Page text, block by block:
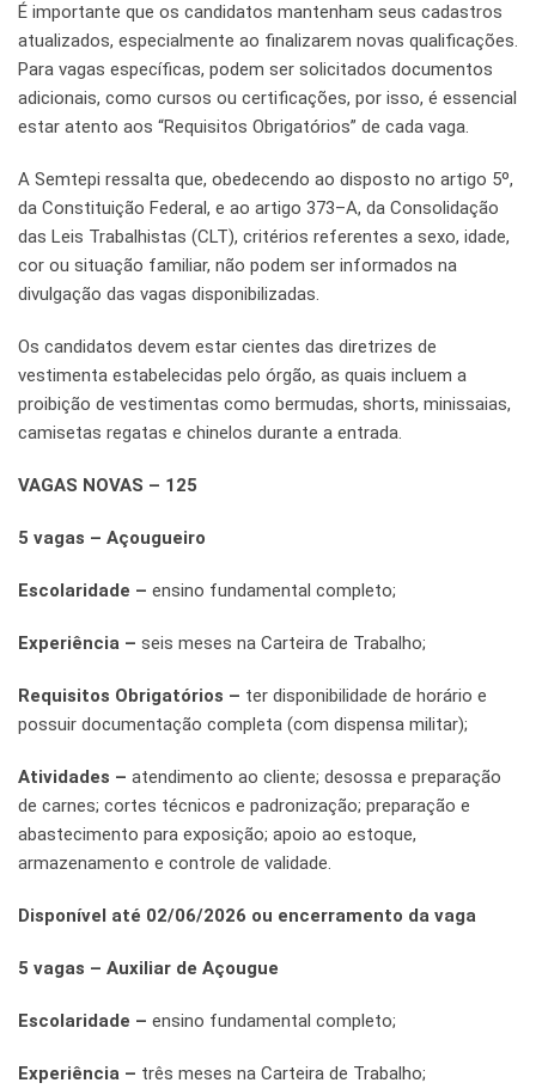
É importante que os candidatos mantenham seus cadastros
atualizados, especialmente ao finalizarem novas qualificações.
Para vagas específicas, podem ser solicitados documentos
adicionais, como cursos ou certificações, por isso, é essencial
estar atento aos “Requisitos Obrigatórios” de cada vaga.
A Semtepi ressalta que, obedecendo ao disposto no artigo 5º,
da Constituição Federal, e ao artigo 373–A, da Consolidação
das Leis Trabalhistas (CLT), critérios referentes a sexo, idade,
cor ou situação familiar, não podem ser informados na
divulgação das vagas disponibilizadas.
Os candidatos devem estar cientes das diretrizes de
vestimenta estabelecidas pelo órgão, as quais incluem a
proibição de vestimentas como bermudas, shorts, minissaias,
camisetas regatas e chinelos durante a entrada.
VAGAS NOVAS – 125
5 vagas – Açougueiro
Escolaridade – ensino fundamental completo;
Experiência – seis meses na Carteira de Trabalho;
Requisitos Obrigatórios – ter disponibilidade de horário e
possuir documentação completa (com dispensa militar);
Atividades – atendimento ao cliente; desossa e preparação
de carnes; cortes técnicos e padronização; preparação e
abastecimento para exposição; apoio ao estoque,
armazenamento e controle de validade.
Disponível até 02/06/2026 ou encerramento da vaga
5 vagas – Auxiliar de Açougue
Escolaridade – ensino fundamental completo;
Experiência – três meses na Carteira de Trabalho;